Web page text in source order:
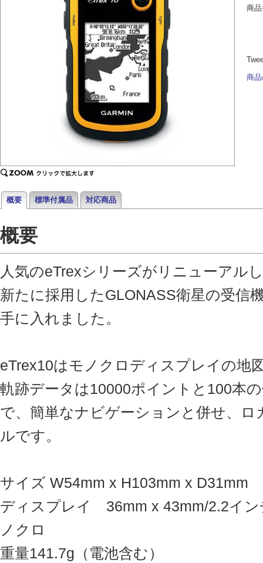
商
商
概要 標準付属品 対応商品
概要
人気のeTrexシリーズがリニューアル
新たに採用したGLONASS衛星の受信
手に入れました。
eTrex10はモノクロディスプレイの地
軌跡データは10000ポイントと100本
で、簡単なナビゲーションと併せ、
ルです。
サイズ W54mm x H103mm x D31mm
ディスプレイ 36mm x 43mm/2.2イ
ノクロ
重量141.7g（電池含む）